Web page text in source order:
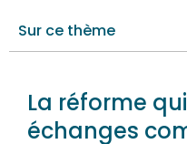
Sur ce thème
La réforme
échanges